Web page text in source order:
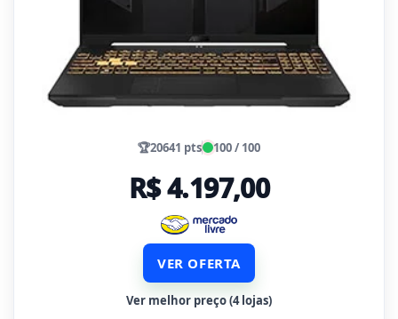
🏆20641 pts 100 / 100
R$ 4.197,00
VER OFERTA
Ver melhor preço (4 lojas)